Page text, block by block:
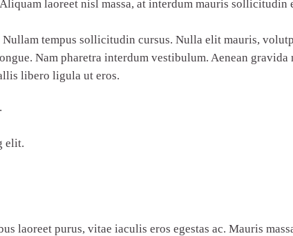
laoreet nisl massa, at interdum mauris
tempus sollicitudin cursus. Nulla elit mauris,
Nam pharetra interdum vestibulum. Aenean
libero ligula ut eros.
elit.
laoreet purus, vitae iaculis eros egestas ac. Mauris